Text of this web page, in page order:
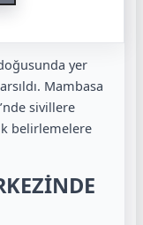
yer
Mambasa
sivillere
belirlemelere